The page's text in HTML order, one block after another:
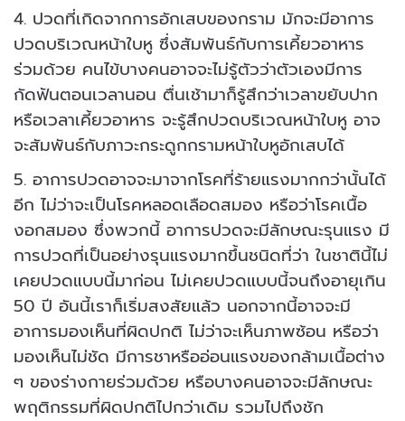
4. ปวดที่เกิดจากการอักเสบของกราม มักจะมีอาการ
ปวดบริเวณหน้าใบหู ซึ่งสัมพันธ์กับการเคี้ยวอาหาร
ร่วมด้วย คนไข้บางคนอาจจะไม่รู้ตัวว่าตัวเองมีการ
กัดฟันตอนเวลานอน ตื่นเช้ามาก็รู้สึกว่าเวลาขยับปาก
หรือเวลาเคี้ยวอาหาร จะรู้สึกปวดบริเวณหน้าใบหู อาจ
จะสัมพันธ์กับภาวะกระดูกกรามหน้าใบหูอักเสบได้
5. อาการปวดอาจจะมาจากโรคที่ร้ายแรงมากกว่านั้นได้
อีก ไม่ว่าจะเป็นโรคหลอดเลือดสมอง หรือว่าโรคเนื้อ
งอกสมอง ซึ่งพวกนี้ อาการปวดจะมีลักษณะรุนแรง มี
การปวดที่เป็นอย่างรุนแรงมากขึ้นชนิดที่ว่า ในชาตินี้ไม่
เคยปวดแบบนี้มาก่อน ไม่เคยปวดแบบนี้จนถึงอายุเกิน
50 ปี อันนี้เราก็เริ่มสงสัยแล้ว นอกจากนี้อาจจะมี
อาการมองเห็นที่ผิดปกติ ไม่ว่าจะเห็นภาพซ้อน หรือว่า
มองเห็นไม่ชัด มีการชาหรืออ่อนแรงของกล้ามเนื้อต่าง
ๆ ของร่างกายร่วมด้วย หรือบางคนอาจจะมีลักษณะ
พฤติกรรมที่ผิดปกติไปกว่าเดิม รวมไปถึงชัก